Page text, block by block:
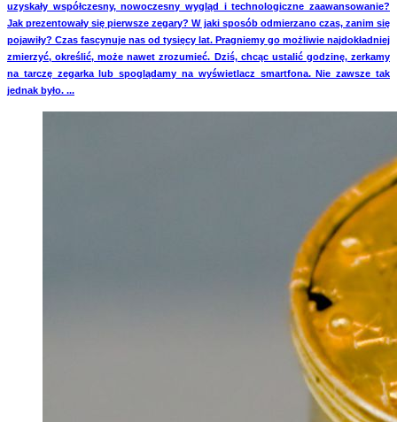
uzyskały współczesny, nowoczesny wygląd i technologiczne zaawansowanie?
Jak prezentowały się pierwsze zegary? W jaki sposób odmierzano czas, zanim się
pojawiły? Czas fascynuje nas od tysięcy lat. Pragniemy go możliwie najdokładniej
zmierzyć, określić, może nawet zrozumieć. Dziś, chcąc ustalić godzinę, zerkamy
na tarczę zegarka lub spoglądamy na wyświetlacz smartfona. Nie zawsze tak
jednak było. ...